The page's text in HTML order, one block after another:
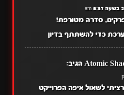
סדרה מטורפת!
כדי להשתתף בדיון
Atomic הגיב:
לשאול איפה הפרוייקט